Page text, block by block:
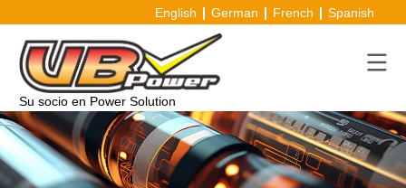
English German French Spanish
Su socio en Power Solution